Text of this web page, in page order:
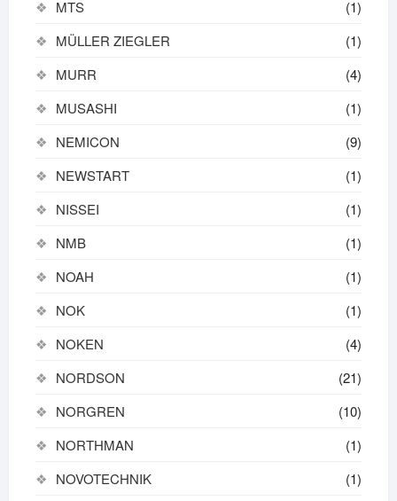
MTS
(1)
MÜLLER ZIEGLER
(1)
MURR
(4)
MUSASHI
(1)
NEMICON
(9)
NEWSTART
(1)
NISSEI
(1)
NMB
(1)
NOAH
(1)
NOK
(1)
NOKEN
(4)
NORDSON
(21)
NORGREN
(10)
NORTHMAN
(1)
NOVOTECHNIK
(1)